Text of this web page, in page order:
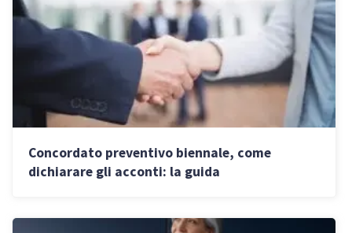
Concordato preventivo biennale, come
dichiarare gli acconti: la guida